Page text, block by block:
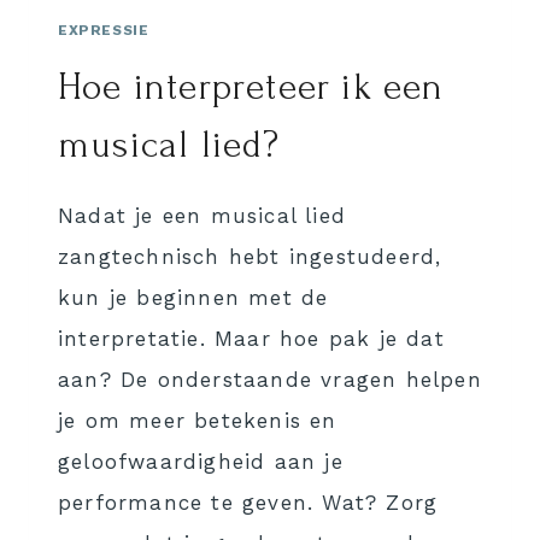
EXPRESSIE
Hoe interpreteer ik een
musical lied?
Nadat je een musical lied
zangtechnisch hebt ingestudeerd,
kun je beginnen met de
interpretatie. Maar hoe pak je dat
aan? De onderstaande vragen helpen
je om meer betekenis en
geloofwaardigheid aan je
performance te geven. Wat? Zorg